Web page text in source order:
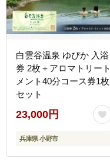
白雲谷温泉 ゆぴか 入浴
券 2枚＋アロマトリート
メント40分コース券1枚
セット
23,000円
兵庫県 小野市